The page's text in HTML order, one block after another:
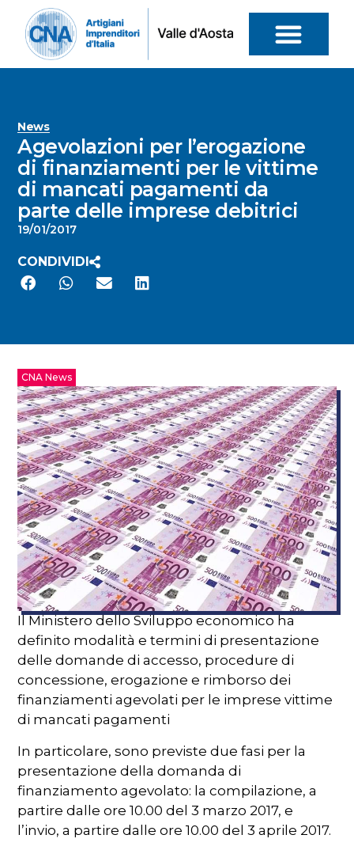
News
Agevolazioni per l’erogazione
di finanziamenti per le vittime
di mancati pagamenti da
parte delle imprese debitrici
19/01/2017
CONDIVIDI
CNA News
Il Ministero dello Sviluppo economico ha
definito modalità e termini di presentazione
delle domande di accesso, procedure di
concessione, erogazione e rimborso dei
finanziamenti agevolati per le imprese vittime
di mancati pagamenti
In particolare, sono previste due fasi per la
presentazione della domanda di
finanziamento agevolato: la compilazione, a
partire dalle ore 10.00 del 3 marzo 2017, e
l’invio, a partire dalle ore 10.00 del 3 aprile 2017.